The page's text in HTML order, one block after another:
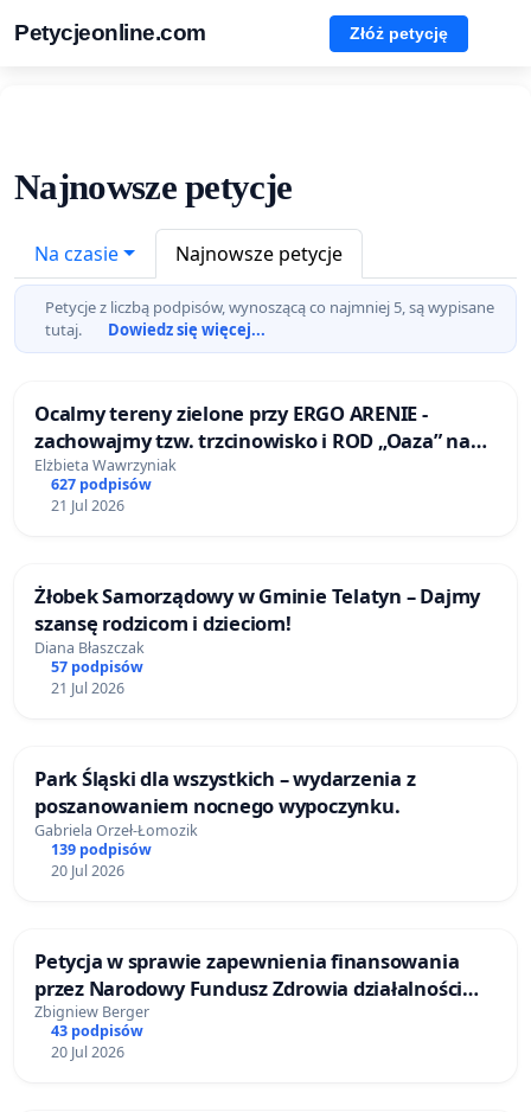
Petycjeonline.com Złóż petycję
Najnowsze petycje
Na czasie Najnowsze petycje
Petycje z liczbą podpisów, wynoszącą co najmniej 5, są wypisane
tutaj.
Dowiedz się więcej...
Ocalmy tereny zielone przy ERGO ARENIE -
zachowajmy tzw. trzcinowisko i ROD „Oaza” na
granicy Sopotu i Gdańska
Elżbieta Wawrzyniak
627 podpisów
21 Jul 2026
Żłobek Samorządowy w Gminie Telatyn – Dajmy
szansę rodzicom i dzieciom!
Diana Błaszczak
57 podpisów
21 Jul 2026
Park Śląski dla wszystkich – wydarzenia z
poszanowaniem nocnego wypoczynku.
Gabriela Orzeł-Łomozik
139 podpisów
20 Jul 2026
Petycja w sprawie zapewnienia finansowania
przez Narodowy Fundusz Zdrowia działalności
Zakładu Opiekuńczo-Leczniczego w Rydułtowach
Zbigniew Berger
43 podpisów
20 Jul 2026